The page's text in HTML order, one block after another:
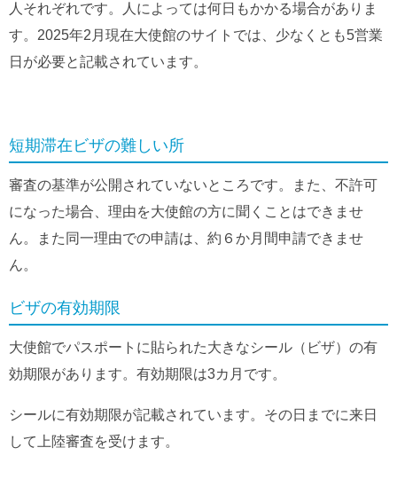
人それぞれです。人によっては何日もかかる場合がありま
す。2025年2月現在大使館のサイトでは、少なくとも5営業
日が必要と記載されています。
短期滞在ビザの難しい所
審査の基準が公開されていないところです。また、不許可
になった場合、理由を大使館の方に聞くことはできませ
ん。また同一理由での申請は、約６か月間申請できませ
ん。
ビザの有効期限
大使館でパスポートに貼られた大きなシール（ビザ）の有
効期限があります。有効期限は3カ月です。
シールに有効期限が記載されています。その日までに来日
して上陸審査を受けます。